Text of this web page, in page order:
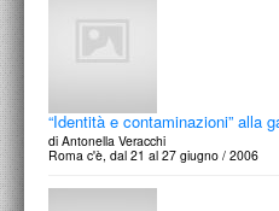
“Identità e contaminazioni” alla
di Antonella Veracchi
Roma c'è, dal 21 al 27 giugno / 2006